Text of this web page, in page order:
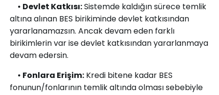
⦁ Devlet Katkısı:Sistemde kaldığın sürece temlik
altına alınan BES birikiminde devlet katkısından
yararlanamazsın. Ancak devam eden farklı
birikimlerin var ise devlet katkısından yararlanmaya
devam edersin.
⦁ Fonlara Erişim: Kredi bitene kadar BES
fonunun/fonlarının temlik altında olması sebebiyle